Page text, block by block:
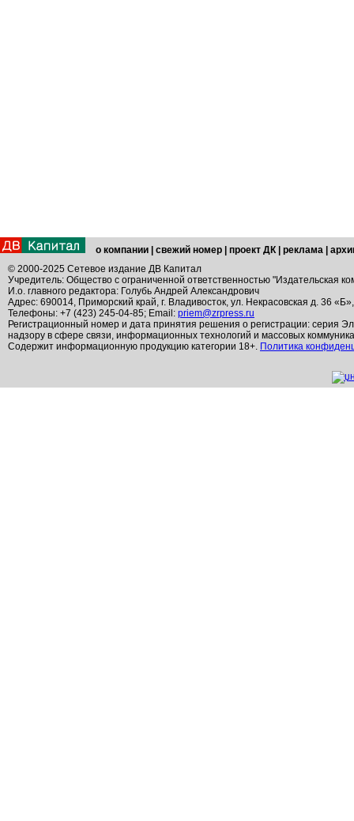
о компании свежий номер проект ДК реклама
© 2000-2025 Сетевое издание ДВ Капитал
Учредитель: Общество с ограниченной ответственностью "Издательская
И.о. главного редактора: Голубь Андрей Александрович
Адрес: 690014, Приморский край, г. Владивосток, ул. Некрасовская д. 36
Телефоны: +7 (423) 245-04-85; Email: priem@zrpress.ru
Регистрационный номер и дата принятия решения о регистрации: серия
надзору в сфере связи, информационных технологий и массовых
Содержит информационную продукцию категории 18+. Политика